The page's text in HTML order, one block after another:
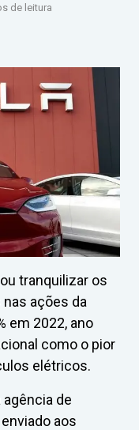
de leitura
tranquilizar os
ações da
em 2022, ano
como o pior
elétricos.
de
aos